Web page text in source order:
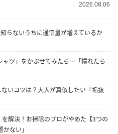
2026.08.06
らないうちに通信量が増えているか
ャツ」をかぶせてみたら…「慣れたら
いコツは？大人が真似したい「垢抜
解決！お掃除のプロがやめた【3つの
ない」